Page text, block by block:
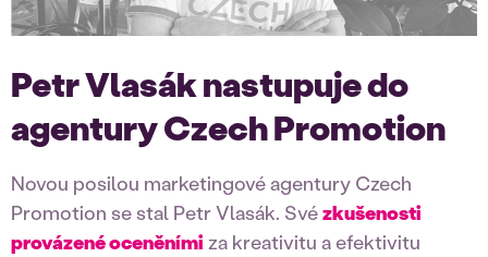
Petr Vlasák nastupuje do
agentury Czech Promotion
Novou posilou marketingové agentury Czech
Promotion se stal Petr Vlasák. Svézkušenosti
provázené oceněními za kreativitu a efektivitu